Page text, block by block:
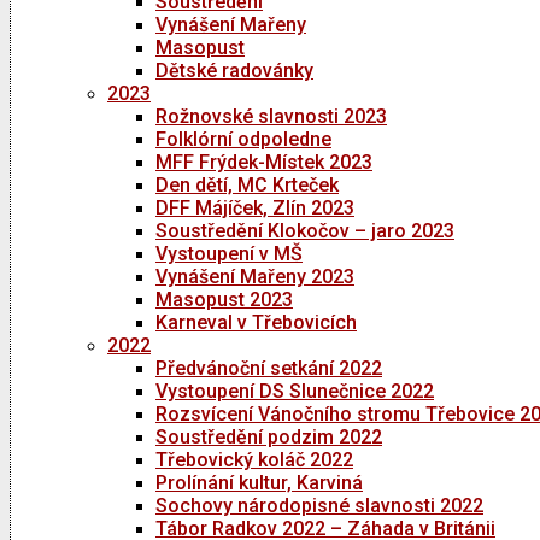
Vynášení Mařeny
Masopust
Dětské radovánky
2023
Rožnovské slavnosti 2023
Folklórní odpoledne
MFF Frýdek-Místek 2023
Den dětí, MC Krteček
DFF Májíček, Zlín 2023
Soustředění Klokočov – jaro 2023
Vystoupení v MŠ
Vynášení Mařeny 2023
Masopust 2023
Karneval v Třebovicích
2022
Předvánoční setkání 2022
Vystoupení DS Slunečnice 2022
Rozsvícení Vánočního stromu Třebovice
Soustředění podzim 2022
Třebovický koláč 2022
Prolínání kultur, Karviná
Sochovy národopisné slavnosti 2022
Tábor Radkov 2022 – Záhada v Británii